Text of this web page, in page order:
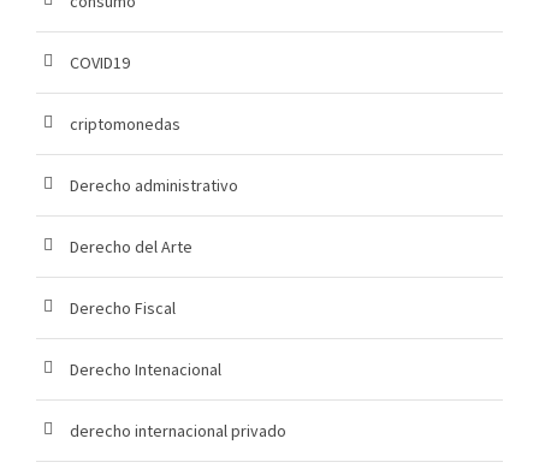
COVID19
criptomonedas
Derecho administrativo
Derecho del Arte
Derecho Fiscal
Derecho Intenacional
derecho internacional privado